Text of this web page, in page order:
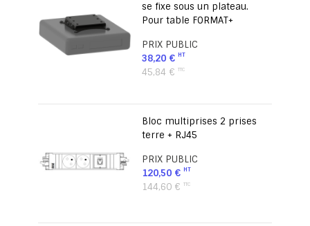
se fixe sous un plateau.
Pour table FORMAT+
PRIX PUBLIC
38,20 €
45,84 €
Bloc multiprises 2 prises
terre + RJ45
PRIX PUBLIC
120,50 €
144,60 €